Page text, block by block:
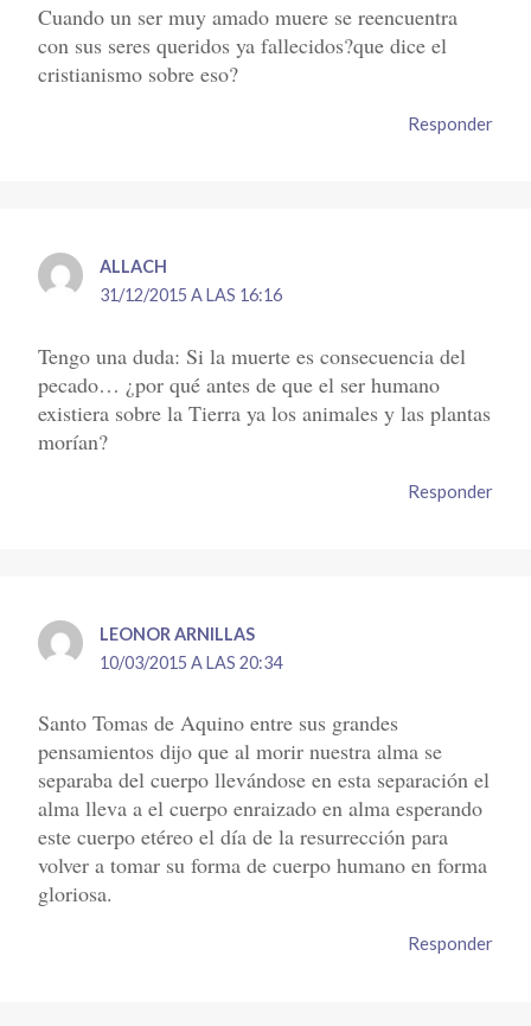
Cuando un ser muy amado muere se reencuentra
con sus seres queridos ya fallecidos?que dice el
cristianismo sobre eso?
Responder
ALLACH
31/12/2015 A LAS 16:16
Tengo una duda: Si la muerte es consecuencia del
pecado… ¿por qué antes de que el ser humano
existiera sobre la Tierra ya los animales y las plantas
morían?
Responder
LEONOR ARNILLAS
10/03/2015 A LAS 20:34
Santo Tomas de Aquino entre sus grandes
pensamientos dijo que al morir nuestra alma se
separaba del cuerpo llevándose en esta separación el
alma lleva a el cuerpo enraizado en alma esperando
este cuerpo etéreo el día de la resurrección para
volver a tomar su forma de cuerpo humano en forma
gloriosa.
Responder